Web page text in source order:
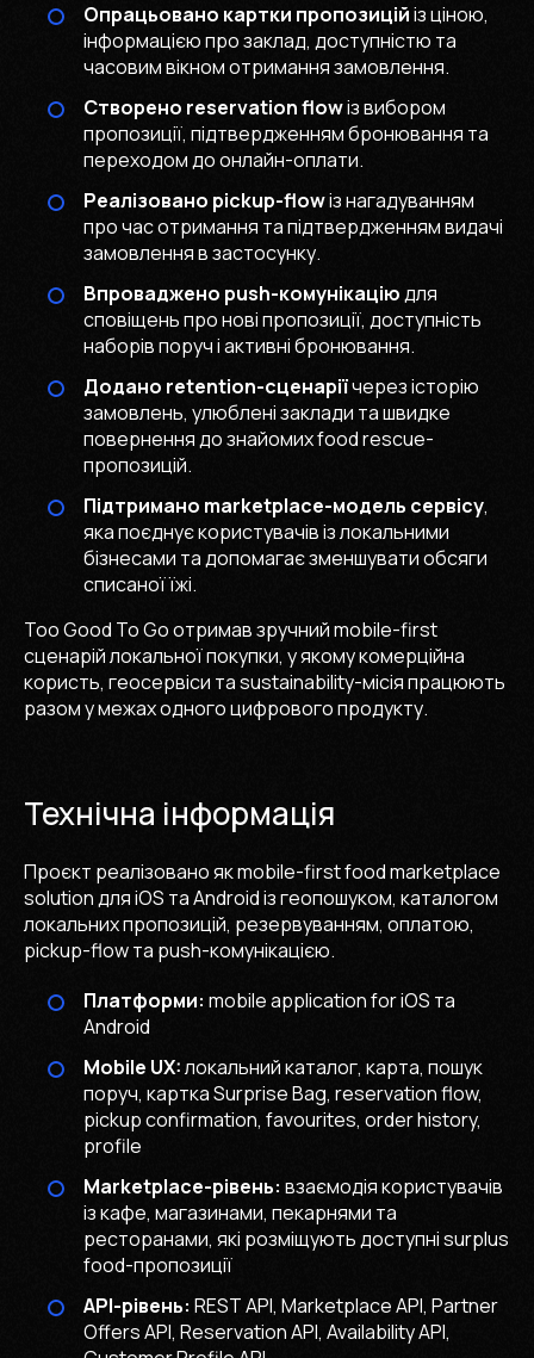
Опрацьовано картки пропозиційіз ціною,
інформацією про заклад, доступністю та
часовим вікном отримання замовлення.
Створено reservation flowіз вибором
пропозиції, підтвердженням бронювання та
переходом до онлайн-оплати.
Реалізовано pickup-flowіз нагадуванням
про час отримання та підтвердженням видачі
замовлення в застосунку.
Впроваджено push-комунікаціюдля
сповіщень про нові пропозиції, доступність
наборів поруч і активні бронювання.
Додано retention-сценаріїчерез історію
замовлень, улюблені заклади та швидке
повернення до знайомих food rescue-
пропозицій.
Підтримано marketplace-модель сервісу,
яка поєднує користувачів із локальними
бізнесами та допомагає зменшувати обсяги
списаної їжі.
Too Good To Go отримав зручний mobile-first
сценарій локальної покупки, у якому комерційна
користь, геосервіси та sustainability-місія працюють
разом у межах одного цифрового продукту.
Технічна інформація
Проєкт реалізовано як mobile-first food marketplace
solution для iOS та Android із геопошуком, каталогом
локальних пропозицій, резервуванням, оплатою,
pickup-flow та push-комунікацією.
Платформи: mobile application for iOS та
Android
Mobile UX:локальний каталог, карта, пошук
поруч, картка Surprise Bag, reservation flow,
pickup confirmation, favourites, order history,
profile
Marketplace-рівень: взаємодія користувачів
із кафе, магазинами, пекарнями та
ресторанами, які розміщують доступні surplus
food-пропозиції
API-рівень: REST API, Marketplace API, Partner
Offers API, Reservation API, Availability API,